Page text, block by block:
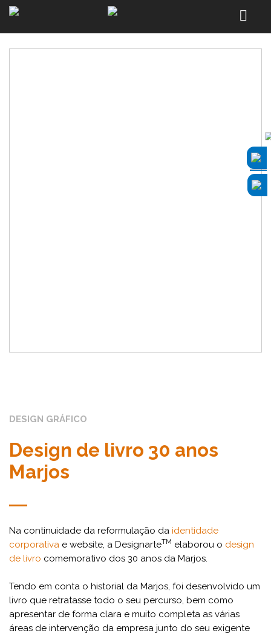
DESIGN GRÁFICO
Design de livro 30 anos
Marjos
Na continuidade da reformulação da identidade
corporativa e website, a DesignarteTM elaborou o design
de livro comemorativo dos 30 anos da Marjos.
Tendo em conta o historial da Marjos, foi desenvolvido um
livro que retratasse todo o seu percurso, bem como
apresentar de forma clara e muito completa as várias
áreas de intervenção da empresa junto do seu exigente